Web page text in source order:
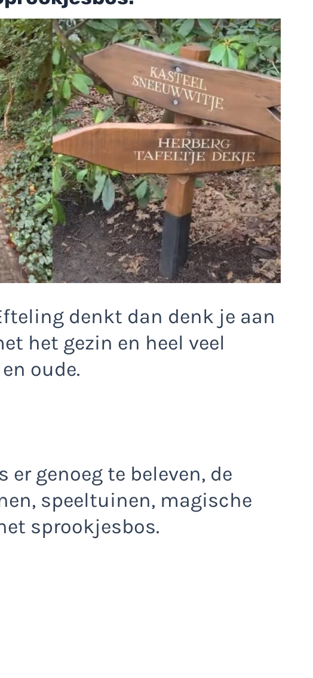
denkt dan denk je aan
het gezin en heel veel
oude.
er genoeg te beleven, de
speeltuinen, magische
sprookjesbos.